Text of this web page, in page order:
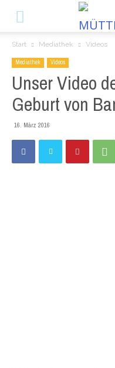
Start Mediathek Videos
Mediathek Videos
Unser Video
Geburt von
16. März 2016